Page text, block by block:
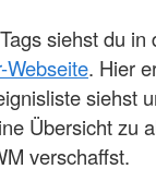
siehst du in
Webseite. Hier
siehst
Übersicht zu
verschaffst.